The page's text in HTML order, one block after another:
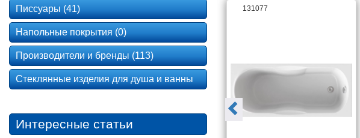
131077
Писсуары (41)
Напольные покрытия (0)
Производители и бренды (113)
Стеклянные изделия для душа и ванны
Интересные статьи